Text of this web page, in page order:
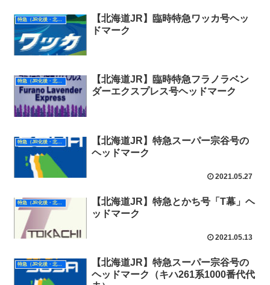
特急（JR化後・北海道）
【北海道JR】臨時特急ワッカ号ヘッ
ドマーク
【北海道JR】臨時特急フラノラベン
ダーエクスプレス号ヘッドマーク
特急（JR化後・北海道）
【北海道JR】特急スーパー宗谷号の
ヘッドマーク
2021.05.27
特急（JR化後・北海道）
【北海道JR】特急とかち号「T幕」ヘ
ッドマーク
2021.05.13
【北海道JR】特急スーパー宗谷号の
ヘッドマーク（キハ261系1000番代代